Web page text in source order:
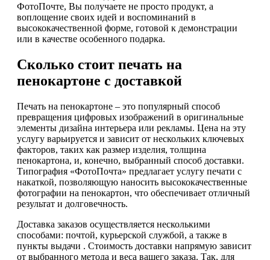
ФотоПочте, Вы получаете не просто продукт, а
воплощение своих идей и воспоминаний в
высококачественной форме, готовой к демонстрации
или в качестве особенного подарка.
Сколько стоит печать на
пенокартоне с доставкой
Печать на пенокартоне – это популярный способ
превращения цифровых изображений в оригинальные
элементы дизайна интерьера или рекламы. Цена на эту
услугу варьируется и зависит от нескольких ключевых
факторов, таких как размер изделия, толщина
пенокартона, и, конечно, выбранный способ доставки.
Типография «ФотоПочта» предлагает услугу печати с
накаткой, позволяющую наносить высококачественные
фотографии на пенокартон, что обеспечивает отличный
результат и долговечность.
Доставка заказов осуществляется несколькими
способами: почтой, курьерской службой, а также в
пункты выдачи . Стоимость доставки напрямую зависит
от выбранного метода и веса вашего заказа. Так, для